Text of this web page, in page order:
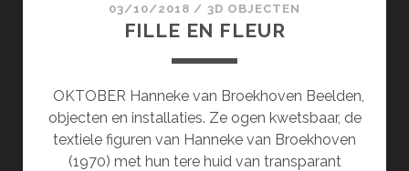
03/10/2018 / 3D OBJECTEN
FILLE EN FLEUR
OKTOBER Hanneke van Broekhoven Beelden,
objecten en installaties. Ze ogen kwetsbaar, de
textiele figuren van Hanneke van Broekhoven
(1970) met hun tere huid van transparant